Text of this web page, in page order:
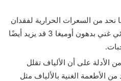
نحد من السعرات الحرارية لفقدان
الوزن ، فإن اتباع نظام غذائي غني بدهون أوميغا 3 قد يزيد أيضًا
الأدلة على أن الألياف تقلل
الأطعمة الغنية بالألياف مثل